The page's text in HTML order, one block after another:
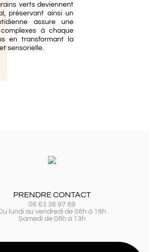
verts deviennent
préservant ainsi un
assure une
à chaque
en transformant la
sensorielle.
PRENDRE CONTACT
06 63 36 97 69
lundi au vendredi de 08h à 18h
Samedi de 08h à 13h